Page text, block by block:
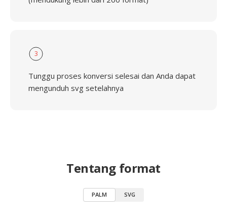
3
Tunggu proses konversi selesai dan Anda dapat
mengunduh svg setelahnya
Tentang format
PALM SVG